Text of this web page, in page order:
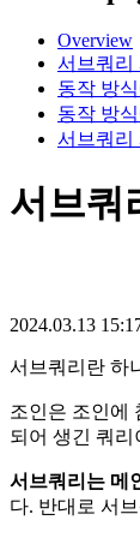
Overview
서브쿼리
동작 방
동작 방
서브쿼리
서브쿼
2024.03.13
서브쿼리란 하
조인은 조인에
되어 생긴 쿼
서브쿼리는 메
다. 반대로 서